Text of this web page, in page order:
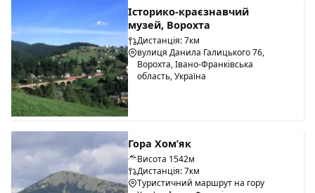
Історико-краєзнавчий
музей, Ворохта
Дистанція: 7км
вулиця Данила Галицького 76,
Ворохта, Івано-Франківська
область, Україна
Гора Хом’як
Висота 1542м
Дистанція: 7км
Туристичний маршрут на гору